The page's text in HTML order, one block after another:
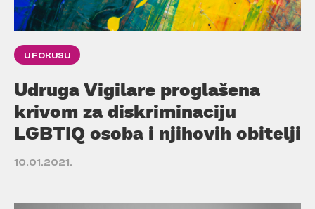
U FOKUSU
Udruga Vigilare proglašena
krivom za diskriminaciju
LGBTIQ osoba i njihovih obitelji
10.01.2021.